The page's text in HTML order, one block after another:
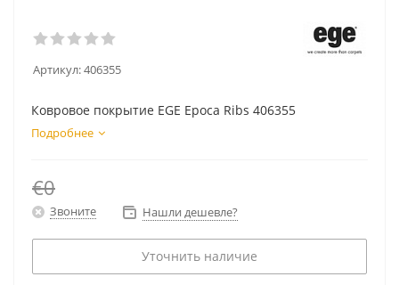
Артикул:406355
Ковровое покрытие EGE Epoca Ribs 406355
Подробнее
€0
Звоните Нашли дешевле?
Уточнить наличие